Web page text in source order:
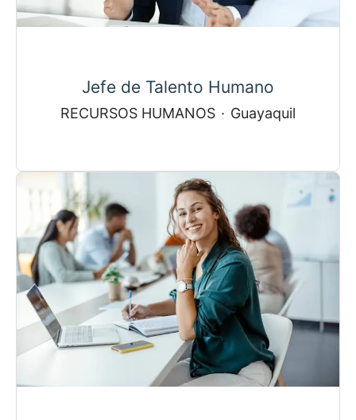
Jefe de Talento Humano
RECURSOS HUMANOS · Guayaquil